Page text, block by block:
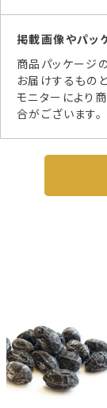
掲載画像やパッ
商品パッケージ
お届けするもの
モニターにより
合がございます。